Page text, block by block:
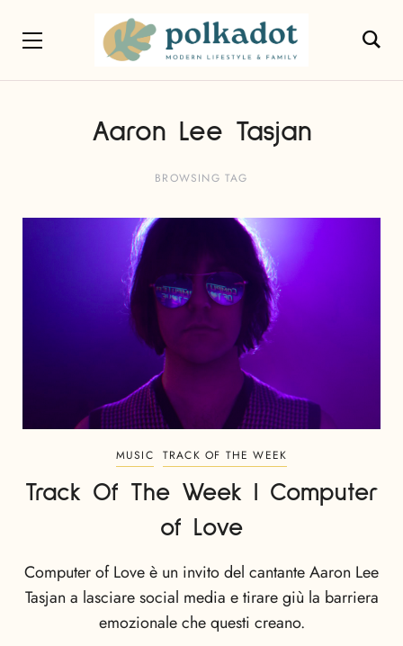
Aaron Lee Tasjan
BROWSING TAG
MUSIC TRACK OF THE WEEK
Track Of The Week | Computer
of Love
Computer of Love è un invito del cantante Aaron Lee
Tasjan a lasciare social media e tirare giù la barriera
emozionale che questi creano.